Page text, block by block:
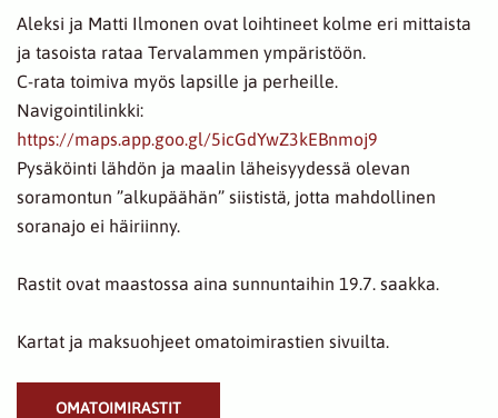
Aleksi ja Matti Ilmonen ovat loihtineet kolme eri mittaista
ja tasoista rataa Tervalammen ympäristöön.
C-rata toimiva myös lapsille ja perheille.
Navigointilinkki:
https://maps.app.goo.gl/5icGdYwZ3kEBnmoj9
Pysäköinti lähdön ja maalin läheisyydessä olevan
soramontun ”alkupäähän” siististä, jotta mahdollinen
soranajo ei häiriinny.
Rastit ovat maastossa aina sunnuntaihin 19.7. saakka.
Kartat ja maksuohjeet omatoimirastien sivuilta.
OMATOIMIRASTIT